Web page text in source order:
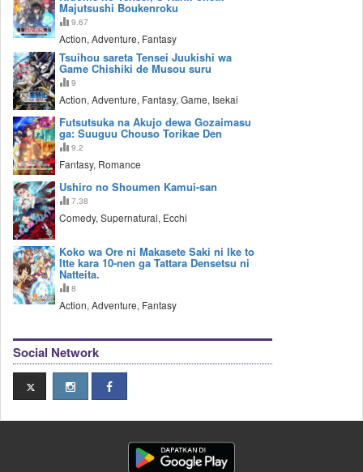
Majutsushi Boukenroku
9.67
Action, Adventure, Fantasy
Tsuihou sareta Tensei Juukishi wa
Game Chishiki de Musou suru
9
Action, Adventure, Fantasy, Game, Isekai
Futsutsuka na Akujo dewa Gozaimasu
ga: Suuguu Chouso Torikae Den
9.2
Fantasy, Romance
Ushiro no Shoumen Kamui-san
7.38
Comedy, Supernatural, Ecchi
Koko wa Ore ni Makasete Saki ni Ike to
Itte kara 10-nen ga Tattara Densetsu ni
Natteita.
8
Action, Adventure, Fantasy
Social Network